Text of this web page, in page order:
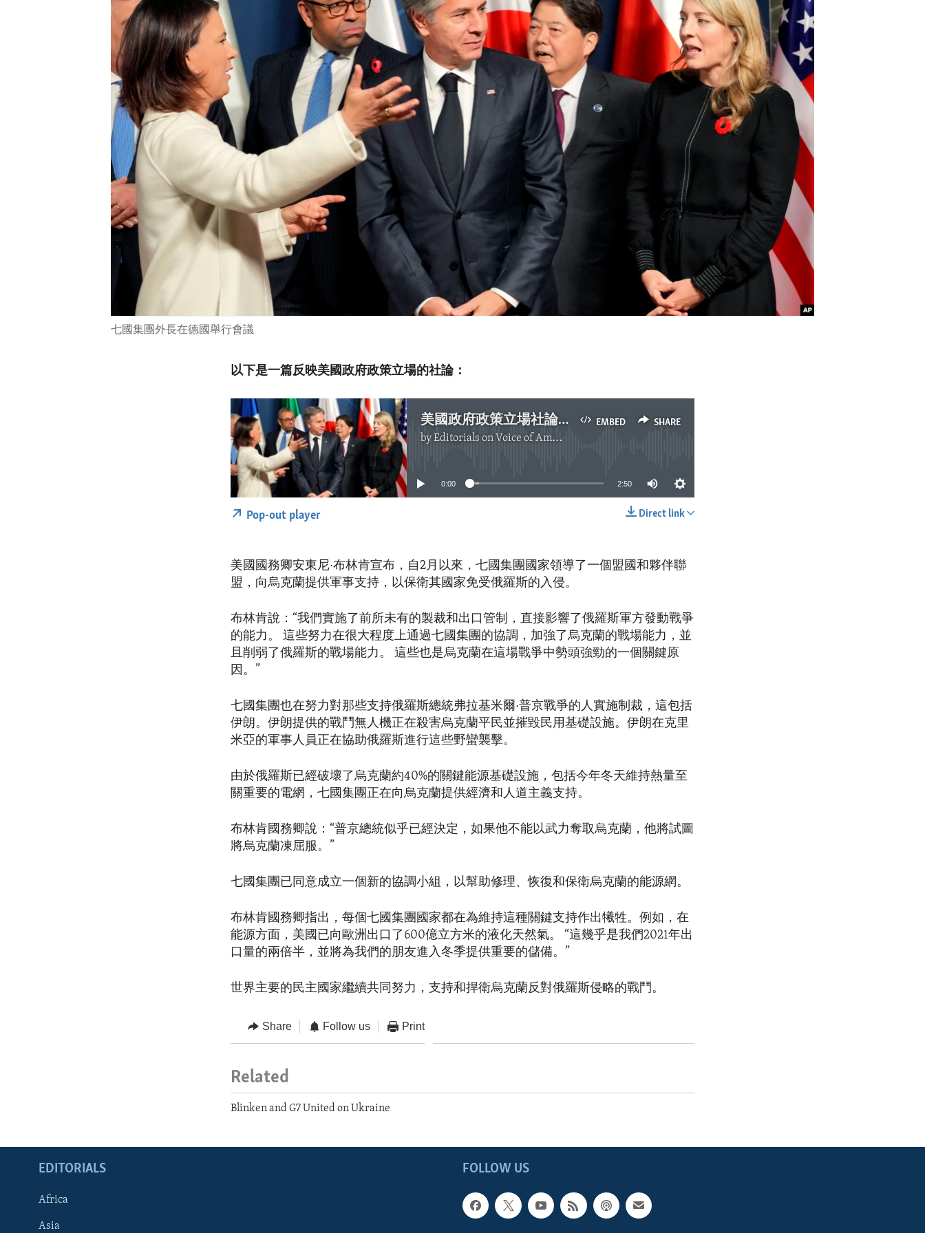
IDEALS AND INSTITUTIONS
七國集團外長在德國舉行會議
以下是一篇反映美國政府政策立場的社論：
EMBED SHARE
美國政府政策立場社論：布林肯和七國集團聯合支持烏克蘭
byEditorials on Voice of America
No media source currently available
0:00 2:50
Direct link
Pop-out player
美國國務卿安東尼·布林肯宣布，自2月以來，七國集團國家領導了一個盟國和夥伴聯
盟，向烏克蘭提供軍事支持，以保衛其國家免受俄羅斯的入侵。
布林肯說：“我們實施了前所未有的製裁和出口管制，直接影響了俄羅斯軍方發動戰爭
的能力。 這些努力在很大程度上通過七國集團的協調，加強了烏克蘭的戰場能力，並
且削弱了俄羅斯的戰場能力。 這些也是烏克蘭在這場戰爭中勢頭強勁的一個關鍵原
因。”
七國集團也在努力對那些支持俄羅斯總統弗拉基米爾·普京戰爭的人實施制裁，這包括
伊朗。伊朗提供的戰鬥無人機正在殺害烏克蘭平民並摧毀民用基礎設施。伊朗在克里
米亞的軍事人員正在協助俄羅斯進行這些野蠻襲擊。
由於俄羅斯已經破壞了烏克蘭約40%的關鍵能源基礎設施，包括今年冬天維持熱量至
關重要的電網，七國集團正在向烏克蘭提供經濟和人道主義支持。
布林肯國務卿說：“普京總統似乎已經決定，如果他不能以武力奪取烏克蘭，他將試圖
將烏克蘭凍屈服。”
七國集團已同意成立一個新的協調小組，以幫助修理、恢復和保衛烏克蘭的能源網。
布林肯國務卿指出，每個七國集團國家都在為維持這種關鍵支持作出犧牲。例如，在
能源方面，美國已向歐洲出口了600億立方米的液化天然氣。 “這幾乎是我們2021年出
口量的兩倍半，並將為我們的朋友進入冬季提供重要的儲備。”
世界主要的民主國家繼續共同努力，支持和捍衛烏克蘭反對俄羅斯侵略的戰鬥。
Share Follow us Print
Related
Blinken and G7 United on Ukraine
FOLLOW US
EDITORIALS
Africa
Asia